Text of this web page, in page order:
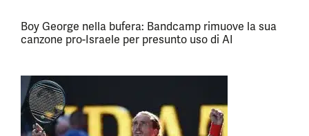
Boy George nella bufera: Bandcamp rimuove la sua
canzone pro-Israele per presunto uso di AI